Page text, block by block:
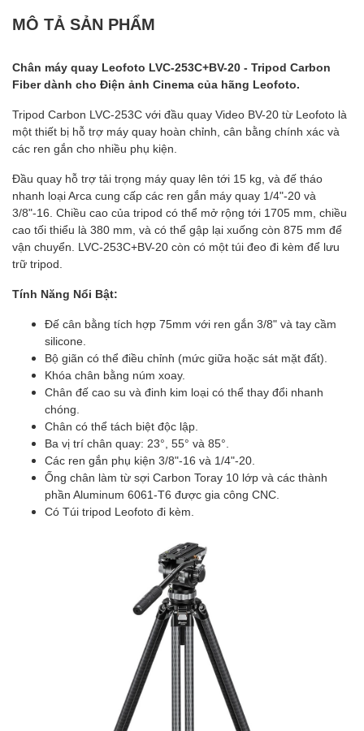
MÔ TẢ SẢN PHẨM
Chân máy quay Leofoto LVC-253C+BV-20 - Tripod Carbon
Fiberdành cho Điện ảnh Cinema của hãng Leofoto.
Tripod Carbon LVC-253C với đầu quay Video BV-20 từ Leofoto là
một thiết bị hỗ trợ máy quay hoàn chỉnh, cân bằng chính xác và
các ren gắn cho nhiều phụ kiện.
Đầu quay hỗ trợ tải trọng máy quay lên tới 15 kg, và đế tháo
nhanh loại Arca cung cấp các ren gắn máy quay 1/4"-20 và
3/8"-16. Chiều cao của tripod có thể mở rộng tới 1705 mm, chiều
cao tối thiểu là 380 mm, và có thể gập lại xuống còn 875 mm để
vận chuyển. LVC-253C+BV-20 còn có một túi đeo đi kèm để lưu
trữ tripod.
Tính Năng Nổi Bật:
Đế cân bằng tích hợp 75mm với ren gắn 3/8" và tay cầm
silicone.
Bộ giãn có thể điều chỉnh (mức giữa hoặc sát mặt đất).
Khóa chân bằng núm xoay.
Chân đế cao su và đinh kim loại có thể thay đổi nhanh
chóng.
Chân có thể tách biệt độc lập.
Ba vị trí chân quay: 23°, 55° và 85°.
Các ren gắn phụ kiện 3/8"-16 và 1/4"-20.
Ống chân làm từ sợi Carbon Toray 10 lớp và các thành
phần Aluminum 6061-T6 được gia công CNC.
Có Túi tripod Leofoto đi kèm.